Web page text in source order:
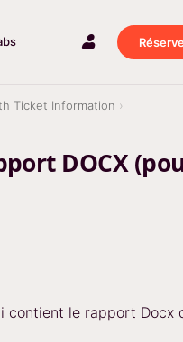
Ticket Information
DOCX
le rapport Docx